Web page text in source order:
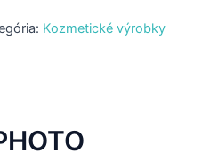
Kozmetické výrobky